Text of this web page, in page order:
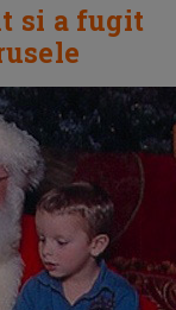
si a fugit